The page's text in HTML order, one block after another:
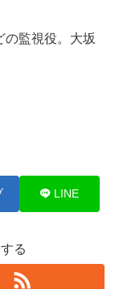
の監視役。大坂
LINE
る